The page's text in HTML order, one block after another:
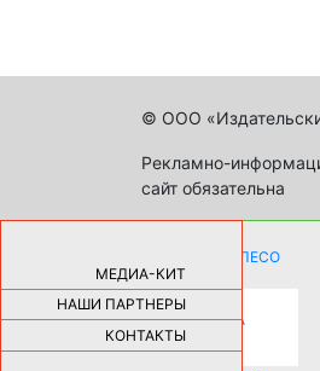
© ООО
Рекламно-
сайт обязательна
МЕДИА-КИТ
НАШИ ПАРТНЕРЫ
КОНТАКТЫ
КАК ДЕВУШКЕ ПОМЕНЯТЬ КОЛЕСО
НА АВТОМОБИЛЕ |69178
НОВЫЕ РАЗРАБОТКИ ДЛЯ
ОЗДОРОВЛЕНИЯ ОРГАНИЗМА
ПЛАТФОРМА ШУМАННА 3Д И
КАПСУЛА ЗДОРОВЬЯ |28288